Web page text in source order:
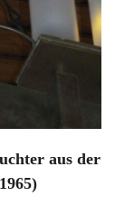
aus der